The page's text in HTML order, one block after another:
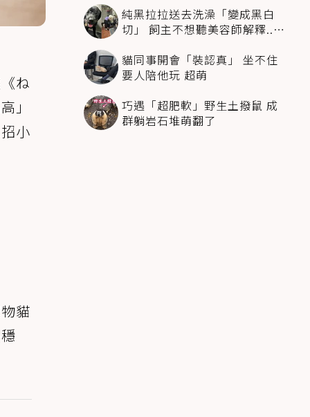
ね
」
小
貓
純黑拉拉送去洗澡「變成黑白
切」 飼主不想聽美容師解釋..衝
貓同事開會「裝認真」 坐不住
要人陪他玩 超萌
巧遇「超肥軟」野生土撥鼠 成
群躺岩石堆萌翻了